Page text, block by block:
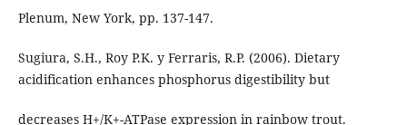
Plenum, New York, pp. 137-147.
Sugiura, S.H., Roy P.K. y Ferraris, R.P. (2006). Dietary
acidification enhances phosphorus digestibility but
decreases H+/K+-ATPase expression in rainbow trout.